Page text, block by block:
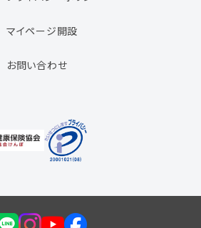
マイページ開設
お問い合わせ